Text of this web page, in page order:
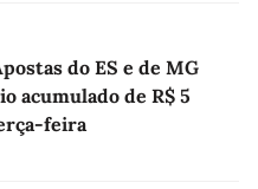
do ES e de MG
acumulado de R$ 5
feira